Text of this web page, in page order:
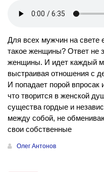
Для всех мужчин на свете
такое женщины? Ответ не
женщины. И идет каждый
выстраивая отношения с
И попадает порой впросак
что творится в женской
существа гордые и
между собой, не
свои собственные
Олег Антонов